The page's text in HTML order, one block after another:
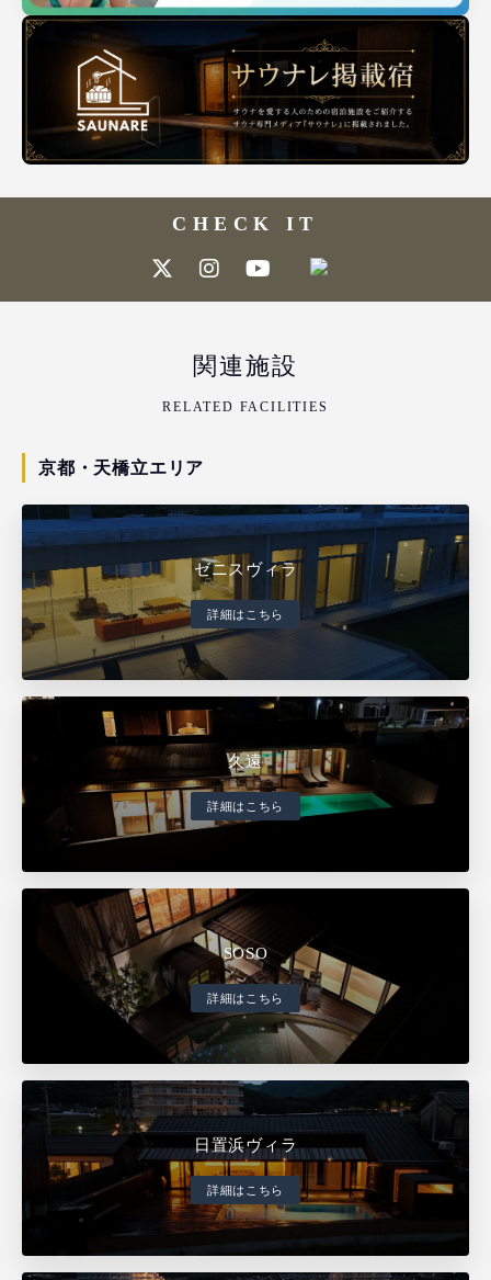
CHECK IT
関連施設
RELATED FACILITIES
京都・天橋立エリア
ゼニスヴィラ
詳細はこちら
久遠
詳細はこちら
SOSO
詳細はこちら
日置浜ヴィラ
詳細はこちら